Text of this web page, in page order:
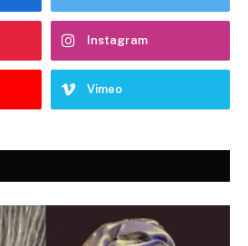
Instagram
Vimeo